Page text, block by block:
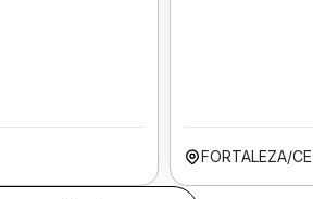
FORTALEZA/CE